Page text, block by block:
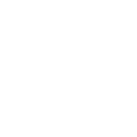
stärker
av